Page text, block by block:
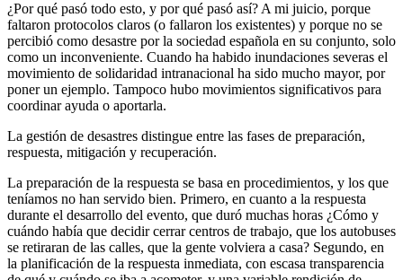
¿Por qué pasó todo esto, y por qué pasó así? A mi juicio, porque
faltaron protocolos claros (o fallaron los existentes) y porque no se
percibió como desastre por la sociedad española en su conjunto, solo
como un inconveniente. Cuando ha habido inundaciones severas el
movimiento de solidaridad intranacional ha sido mucho mayor, por
poner un ejemplo. Tampoco hubo movimientos significativos para
coordinar ayuda o aportarla.
La gestión de desastres distingue entre las fases de preparación,
respuesta, mitigación y recuperación.
La preparación de la respuesta se basa en procedimientos, y los que
teníamos no han servido bien. Primero, en cuanto a la respuesta
durante el desarrollo del evento, que duró muchas horas ¿Cómo y
cuándo había que decidir cerrar centros de trabajo, que los autobuses
se retiraran de las calles, que la gente volviera a casa? Segundo, en
la planificación de la respuesta inmediata, con escasa transparencia